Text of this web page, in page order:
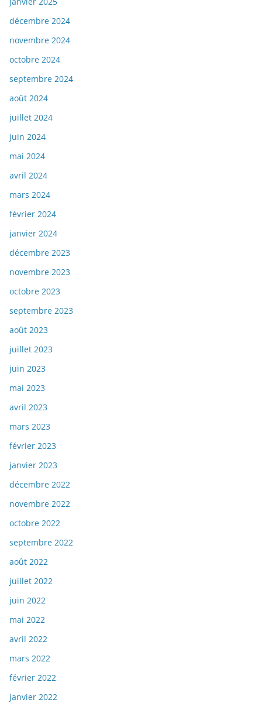
décembre 2024
novembre 2024
octobre 2024
septembre 2024
août 2024
juillet 2024
juin 2024
mai 2024
avril 2024
mars 2024
février 2024
janvier 2024
décembre 2023
novembre 2023
octobre 2023
septembre 2023
août 2023
juillet 2023
juin 2023
mai 2023
avril 2023
mars 2023
février 2023
janvier 2023
décembre 2022
novembre 2022
octobre 2022
septembre 2022
août 2022
juillet 2022
juin 2022
mai 2022
avril 2022
mars 2022
février 2022
janvier 2022